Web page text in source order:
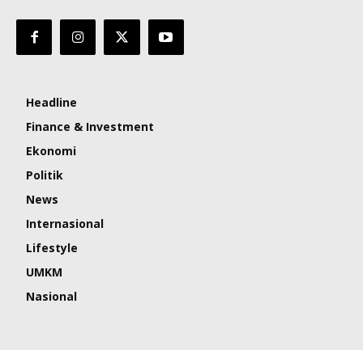
Headline
Finance & Investment
Ekonomi
Politik
News
Internasional
Lifestyle
UMKM
Nasional